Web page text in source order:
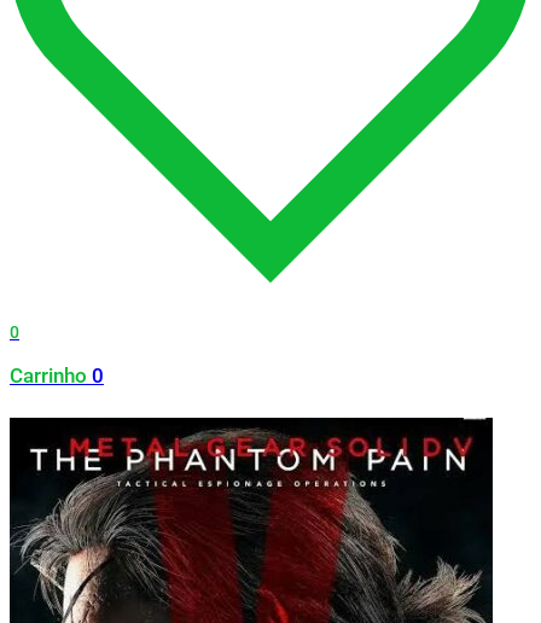
0
Carrinho 0